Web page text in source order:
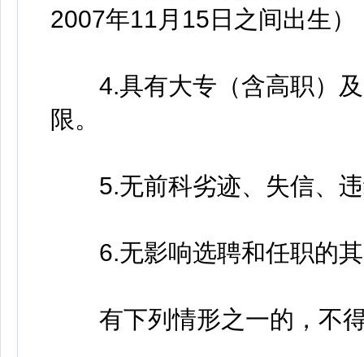
2007年11月15日之间出生
4.具有大专（含高职）及
限。
5.无前科劣迹、失信、违
6.无影响选聘和任职的其
有下列情形之一的，不得